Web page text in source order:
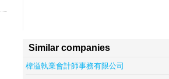
Similar companies
椲溢執業會計師事務有限公司